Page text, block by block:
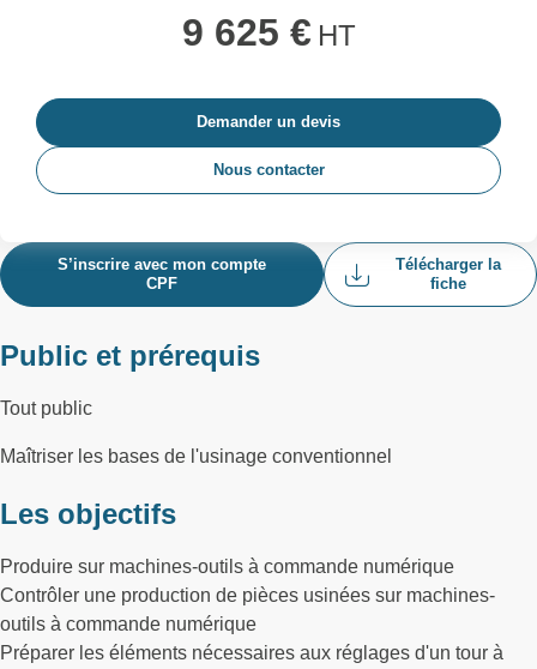
S’inscrire avec mon compte
CPF
Télécharger la
fiche
Public et prérequis
Tout public
Maîtriser les bases de l'usinage conventionnel
Les objectifs
Produire sur machines-outils à commande numérique
Contrôler une production de pièces usinées sur machines-
outils à commande numérique
Préparer les éléments nécessaires aux réglages d'un tour à
9 625 € HT
Demander un devis
Nous contacter